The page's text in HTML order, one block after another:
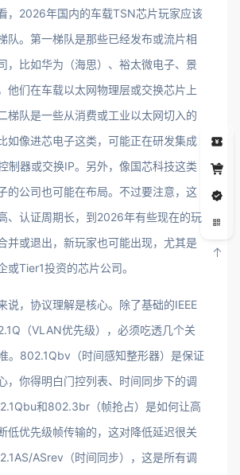
，2026年国内的车载TSN芯片玩家应该
队。第一梯队是那些已经发布或流片相
，比如华为（海思）、裕太微电子、景
他们在车载以太网物理层或交换芯片上
梯队是一些从消费或工业以太网切入的
如像进芯电子这类，可能正在研发集成
制器或交换IP。另外，像国芯科技这类
的公司也可能在布局。不过要注意，这
、认证周期长，到2026年有些现在的玩
并或退出，新玩家也可能出现，尤其是
或Tier1投资的芯片公司。
说，协议理解是核心。除了基础的IEEE
（VLAN优先级），必须吃透几个关
。802.1Qbv（时间感知整形器）是保证
，你得明白门控列表、时间同步下的调
和802.3br（帧抢占）是如何让高
低优先级帧传输的，这对降低延迟很关
ASrev（时间同步），这是所有调